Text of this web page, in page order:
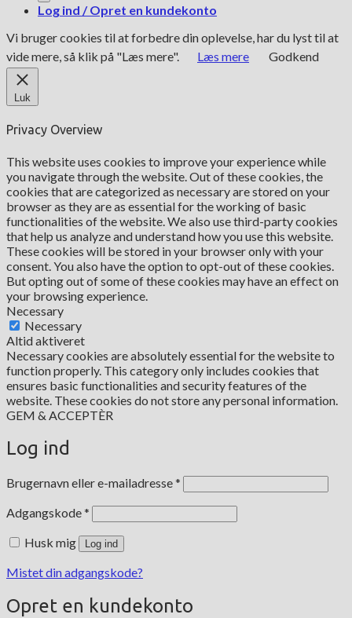
Log ind / Opret en kundekonto
Vi bruger cookies til at forbedre din oplevelse, har du lyst til at
vide mere, så klik på "Læs mere".
Læs mere Godkend
Luk
Privacy Overview
This website uses cookies to improve your experience while
you navigate through the website. Out of these cookies, the
cookies that are categorized as necessary are stored on your
browser as they are as essential for the working of basic
functionalities of the website. We also use third-party cookies
that help us analyze and understand how you use this website.
These cookies will be stored in your browser only with your
consent. You also have the option to opt-out of these cookies.
But opting out of some of these cookies may have an effect on
your browsing experience.
Necessary
Necessary
Altid aktiveret
Necessary cookies are absolutely essential for the website to
function properly. This category only includes cookies that
ensures basic functionalities and security features of the
website. These cookies do not store any personal information.
GEM & ACCEPTÈR
Log ind
Brugernavn eller e-mailadresse*
Adgangskode*
Husk mig Log ind
Mistet din adgangskode?
Opret en kundekonto